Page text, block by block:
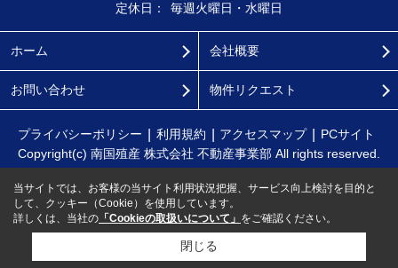
定休日：
毎週火曜日・水曜日
ホーム 会社概要
お問い合わせ 物件リクエスト
プライバシーポリシー 利用規約 アクセスマップ
PCサイト
Copyright(c) 南国殖産 株式会社 不動産事業部 All rights reserved.
当サイトでは、お客様の当サイト利用状況把握、サービス向上検討を目的と
して、クッキー（Cookie）を使用しています。
詳しくは、当社の 「Cookieの取扱いについて」 をご確認ください。
閉じる